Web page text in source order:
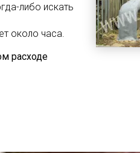
либо искать
около часа.
расходе